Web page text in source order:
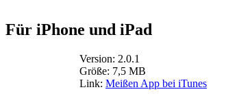
Für iPhone und iPad
Version: 2.0.1
Größe: 7,5 MB
Link: Meißen App bei iTunes